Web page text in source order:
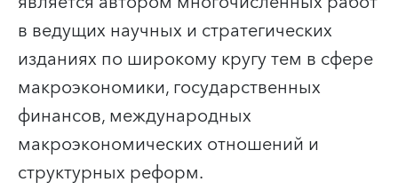
в ведущих научных и стратегических
изданиях по широкому кругу тем в сфере
макроэкономики, государственных
финансов, международных
макроэкономических отношений и
структурных реформ.